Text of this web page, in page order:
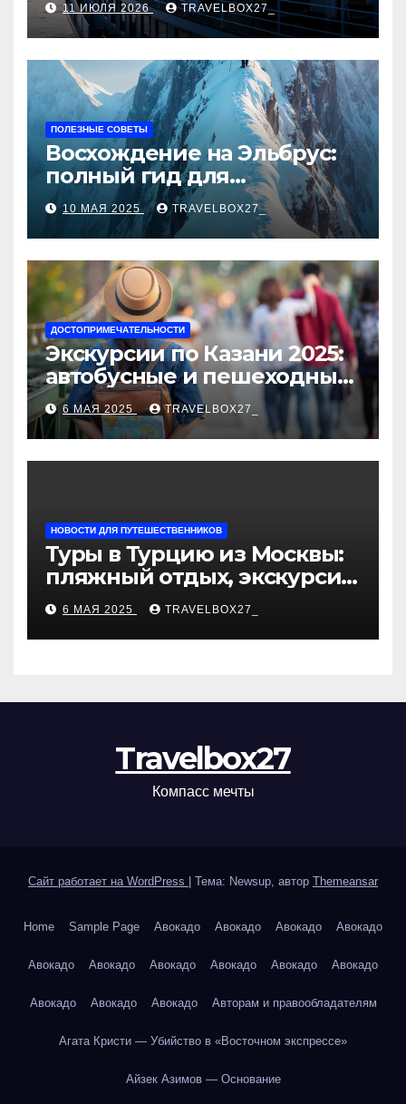
11 ИЮЛЯ 2026 TRAVELBOX27_
ПОЛЕЗНЫЕ СОВЕТЫ
Восхождение на Эльбрус:
полный гид для
покорителя высочайшей
вершины Европы
10 МАЯ 2025 TRAVELBOX27_
ДОСТОПРИМЕЧАТЕЛЬНОСТИ
Экскурсии по Казани 2025:
автобусные и пешеходные
туры от туроператора
«Казан360»
6 МАЯ 2025 TRAVELBOX27_
НОВОСТИ ДЛЯ ПУТЕШЕСТВЕННИКОВ
Туры в Турцию из Москвы:
пляжный отдых, экскурсии
и лучшие курорты
6 МАЯ 2025 TRAVELBOX27_
Travelbox27
Компасс мечты
Сайт работает на WordPress Тема: Newsup, автор Themeansar
Home Sample Page Авокадо Авокадо Авокадо Авокадо
Авокадо Авокадо Авокадо Авокадо Авокадо Авокадо
Авокадо Авокадо Авокадо Авторам и правообладателям
Агата Кристи — Убийство в «Восточном экспрессе»
Айзек Азимов — Основание